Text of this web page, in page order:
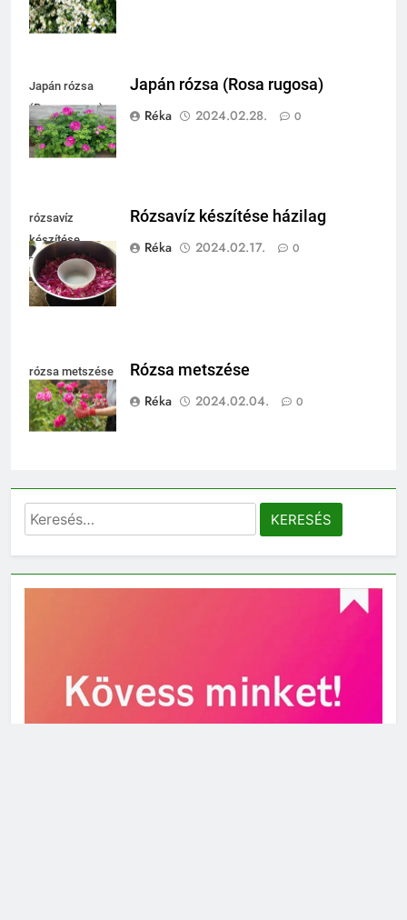
Japán rózsa
(Rosa rugosa)
Japán rózsa (Rosa rugosa)
Réka
2024.02.28. 0
rózsavíz
készítése
házilag
Rózsavíz készítése házilag
Réka
2024.02.17. 0
rózsa metszése
Rózsa metszése
Réka
2024.02.04. 0
Keresés: